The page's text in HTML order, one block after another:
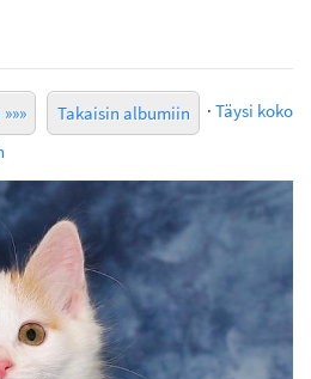
Takaisin albumiin · Täysi koko